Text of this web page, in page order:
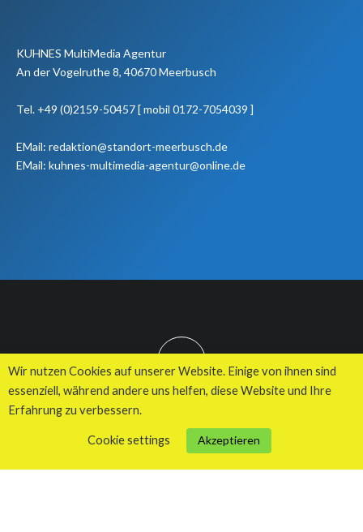
KUHNES MultiMedia Agentur
An der Vogelruthe 8, 40670 Meerbusch
Tel. +49 (0)2159-50457 [ mobil 0172-7054039 ]
EMail: redaktion@standort-meerbusch.de
EMail: kuhnes-multimedia-agentur@online.de
TOP
© 2026 Kuhnes MultiMedia Agentur
Wir nutzen Cookies auf unserer Website. Einige von ihnen sind
essenziell, während andere uns helfen, diese Website und Ihre
Erfahrung zu verbessern.
Cookie settings Akzeptieren